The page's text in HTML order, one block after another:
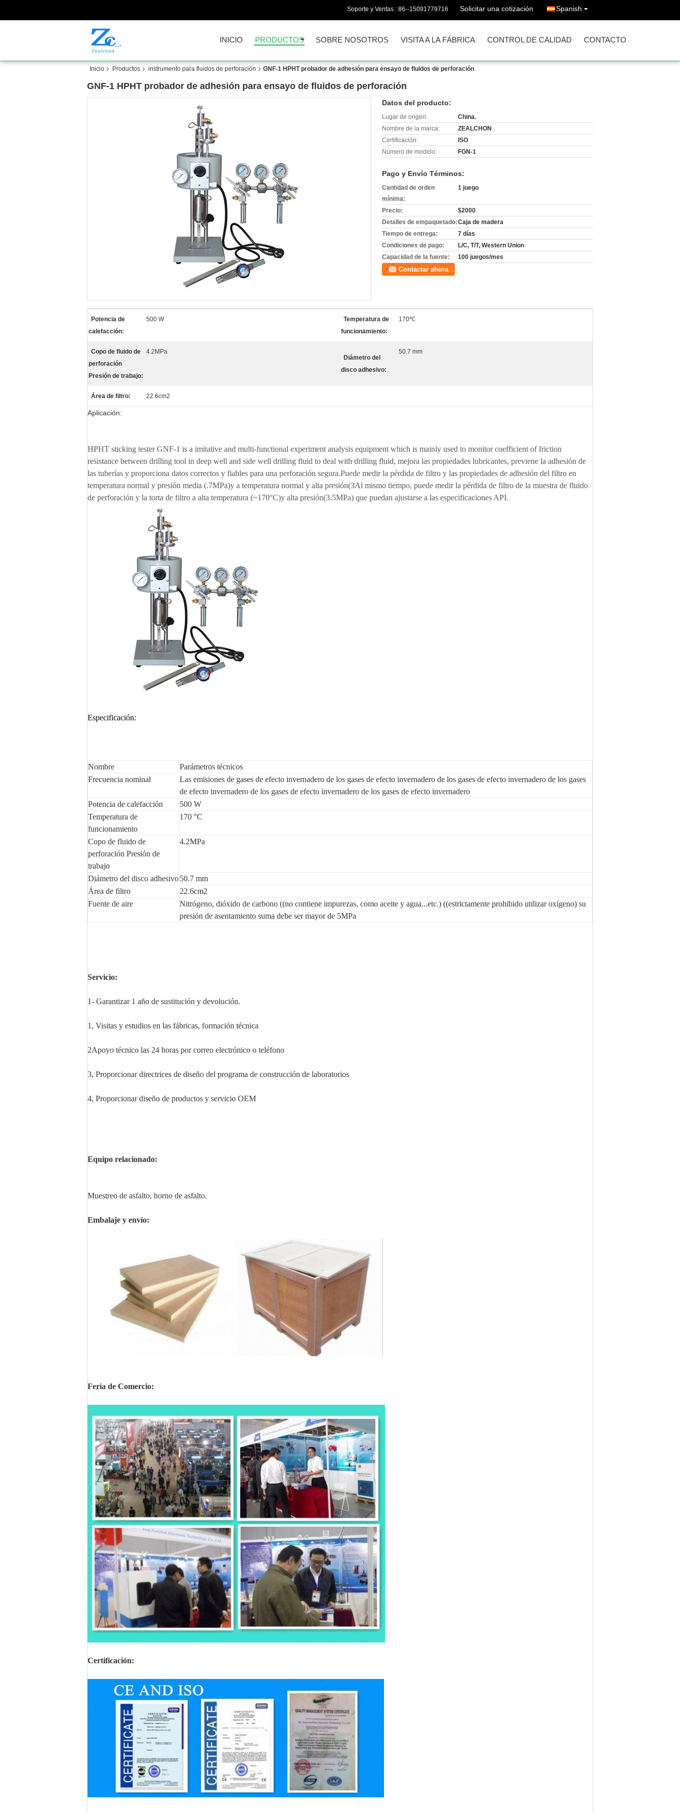
Soporte y Ventas : 86--15091779716 Solicitar una cotización Spanish
INICIO PRODUCTOS SOBRE NOSOTROS VISITA A LA FÁBRICA CONTROL DE CALIDAD CONTACTO
Inicio Productos instrumento para fluidos de perforación GNF-1 HPHT probador de adhesión para ensayo de fluidos de perforación
GNF-1 HPHT probador de adhesión para ensayo de fluidos de perforación
Datos del producto:
Lugar de origen:
China.
Nombre de la marca:
ZEALCHON
Certificación:
ISO
Número de modelo:
FGN-1
Pago y Envío Términos:
Cantidad de orden
mínima:
1 juego
Precio:
$2000
Detalles de empaquetado:Caja de madera
Tiempo de entrega:
7 días
Condiciones de pago:
L/C, T/T, Western Union
Capacidad de la fuente:
100 juegos/mes
Contactar ahora
Potencia de
calefacción:
500 W
Temperatura de
funcionamiento:
170℃
Copo de fluido de
perforación
Presión de trabajo:
4.2MPa
Diámetro del
disco adhesivo:
50.7 mm
Área de filtro: 22.6cm2
Aplicación:
HPHT sticking tester GNF-1 is a imitative and multi-functional experiment analysis equipment which is mainly used to monitor coefficient of friction
resistance between drilling tool in deep well and side well drilling fluid to deal with drilling fluid, mejora las propiedades lubricantes, previene la adhesión de
las tuberías y proporciona datos correctos y fiables para una perforación segura.Puede medir la pérdida de filtro y las propiedades de adhesión del filtro en
temperatura normal y presión media (.7MPa)y a temperatura normal y alta presión(3Al mismo tiempo, puede medir la pérdida de filtro de la muestra de fluido
de perforación y la torta de filtro a alta temperatura (~170°C)y alta presión(3.5MPa) que puedan ajustarse a las especificaciones API.
Especificación:
Nombre
Parámetros técnicos
Frecuencia nominal
Las emisiones de gases de efecto invernadero de los gases de efecto invernadero de los gases de efecto invernadero de los gases
de efecto invernadero de los gases de efecto invernadero de los gases de efecto invernadero
Potencia de calefacción
500 W
Temperatura de
funcionamiento
170 °C
Copo de fluido de
perforación Presión de
trabajo
4.2MPa
Diámetro del disco adhesivo50.7 mm
Área de filtro
22.6cm2
Fuente de aire
Nitrógeno, dióxido de carbono ((no contiene impurezas, como aceite y agua...etc.) ((estrictamente prohibido utilizar oxígeno) su
presión de asentamiento suma debe ser mayor de 5MPa
Servicio:
1- Garantizar 1 año de sustitución y devolución.
1, Visitas y estudios en las fábricas, formación técnica
2Apoyo técnico las 24 horas por correo electrónico o teléfono
3, Proporcionar directrices de diseño del programa de construcción de laboratorios
4, Proporcionar diseño de productos y servicio OEM
Equipo relacionado:
Muestreo de asfalto, horno de asfalto.
Embalaje y envío:
Feria de Comercio:
Certificación: